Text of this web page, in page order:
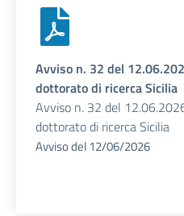
Avviso n. 32 del
dottorato di ricerca Sicilia
Avviso n. 32 del
dottorato di ricerca Sicilia
Avvisodel12/06/2026